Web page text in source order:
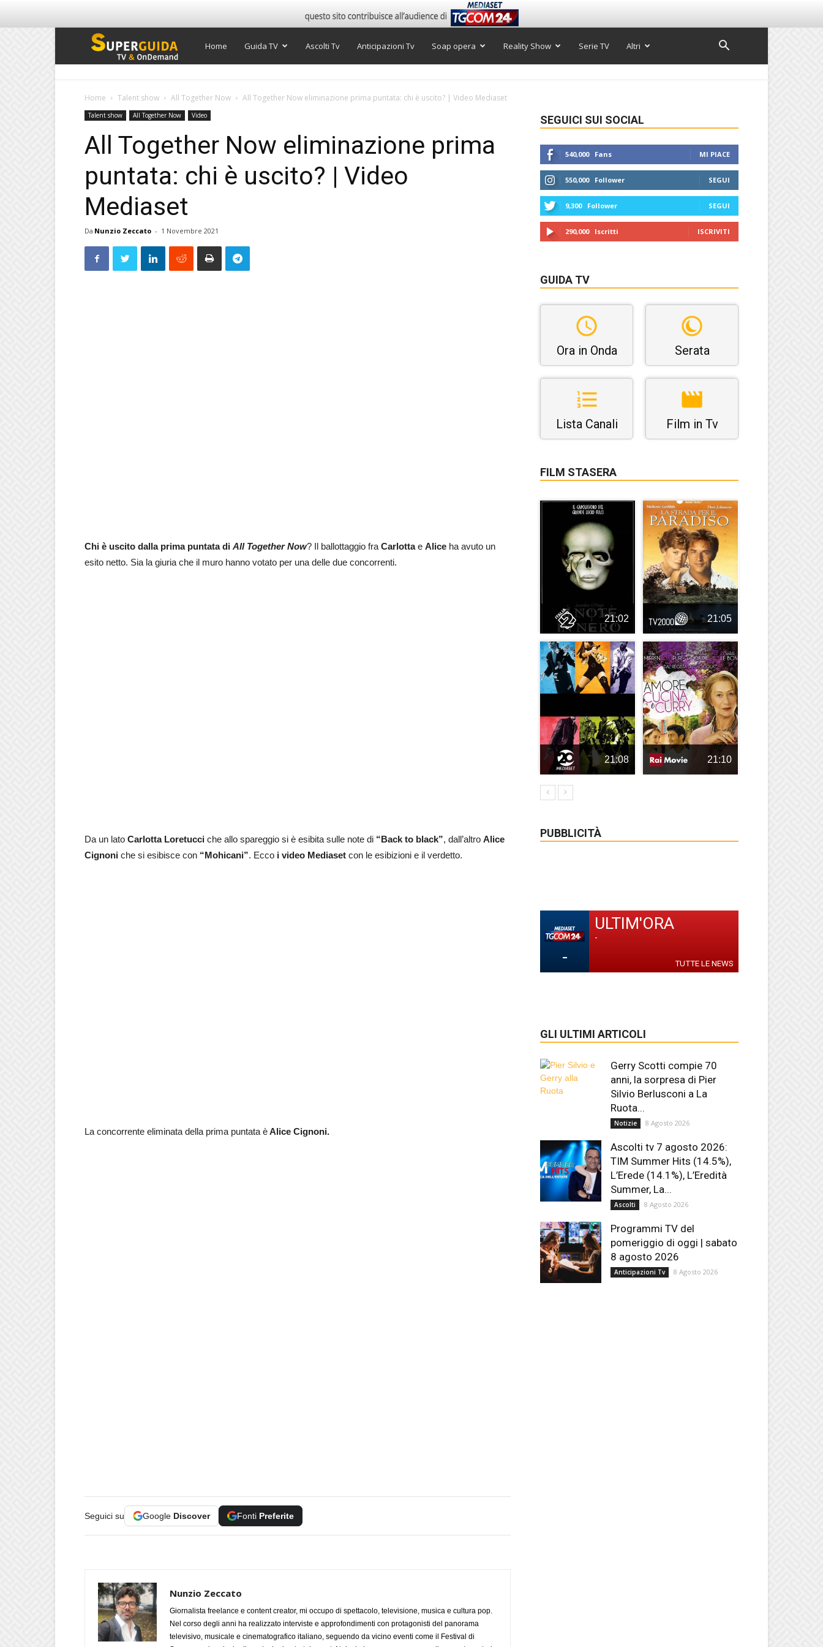
Super
TV
Home Guida TV Ascolti Tv Anticipazioni Tv Soap opera Reality Show Serie TV Altri
Home Talent show All Together Now All Together Now eliminazione prima puntata: chi è uscito? | Video Mediaset
Talent show All Together Now Video
All Together Now eliminazione prima
puntata: chi è uscito? | Video
Mediaset
Da Nunzio Zeccato - 1 Novembre 2021
Chi è uscito dalla prima puntata di All Together Now? Il ballottaggio fra Carlotta e Alice ha avuto un
esito netto. Sia la giuria che il muro hanno votato per una delle due concorrenti.
Da un lato Carlotta Loretucci che allo spareggio si è esibita sulle note di “Back to black”, dall’altro Alice
Cignoni che si esibisce con “Mohicani”. Ecco i video Mediaset con le esibizioni e il verdetto.
La concorrente eliminata della prima puntata èAlice Cignoni.
Seguici su Google Discover Fonti Preferite
Nunzio Zeccato
Giornalista freelance e content creator, mi occupo di spettacolo, televisione, musica e cultura pop.
Nel corso degli anni ha realizzato interviste e approfondimenti con protagonisti del panorama
televisivo, musicale e cinematografico italiano, seguendo da vicino eventi come il Festival di
SEGUICI SUI SOCIAL
540,000 Fans MI PIACE
550,000 Follower SEGUI
9,300 Follower SEGUI
290,000 Iscritti ISCRIVITI
GUIDA TV
Ora in Onda Serata
Lista Canali Film in Tv
FILM STASERA
21:02 21:05
21:08 21:10
PUBBLICITÀ
-
ULTIM'ORA
-
TUTTE LE NEWS
GLI ULTIMI ARTICOLI
Gerry Scotti compie 70
anni, la sorpresa di Pier
Silvio Berlusconi a La
Ruota...
Notizie 8 Agosto 2026
Ascolti tv 7 agosto 2026:
TIM Summer Hits (14.5%),
L’Erede (14.1%), L’Eredità
Summer, La...
Ascolti 8 Agosto 2026
Programmi TV del
pomeriggio di oggi | sabato
8 agosto 2026
Anticipazioni Tv 8 Agosto 2026